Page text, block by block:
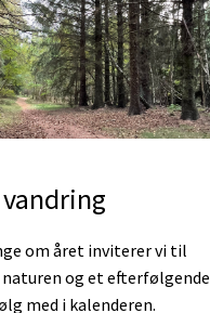
om året inviterer vi til
og et efterfølgende
med i kalenderen.